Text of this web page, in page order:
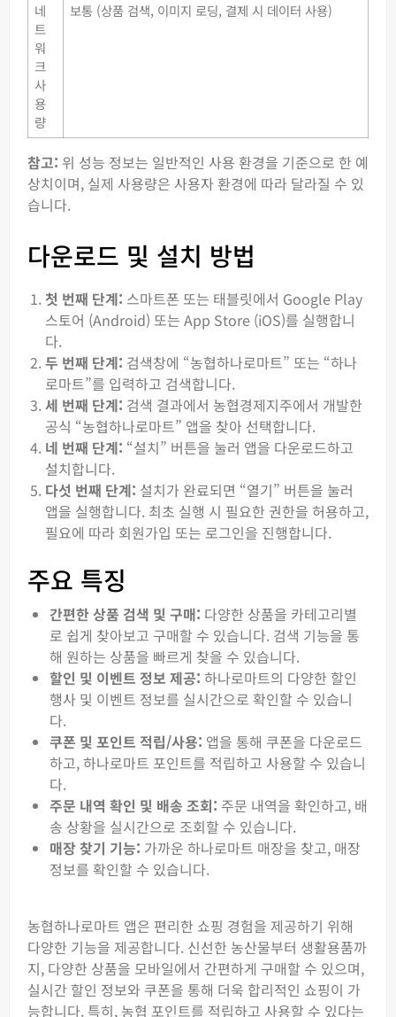
네
트
워
크
사
용
량
보통 (상품 검색, 이미지 로딩, 결제 시 데이터 사용)
참고: 위 성능 정보는 일반적인 사용 환경을 기준으로 한 예
상치이며, 실제 사용량은 사용자 환경에 따라 달라질 수 있
습니다.
다운로드 및 설치 방법
첫 번째 단계: 스마트폰 또는 태블릿에서 Google Play
스토어 (Android) 또는 App Store (iOS)를 실행합니
다.
두 번째 단계: 검색창에 “농협하나로마트” 또는 “하나
로마트”를 입력하고 검색합니다.
세 번째 단계: 검색 결과에서 농협경제지주에서 개발한
공식 “농협하나로마트” 앱을 찾아 선택합니다.
네 번째 단계: “설치” 버튼을 눌러 앱을 다운로드하고
설치합니다.
다섯 번째 단계: 설치가 완료되면 “열기” 버튼을 눌러
앱을 실행합니다. 최초 실행 시 필요한 권한을 허용하고,
필요에 따라 회원가입 또는 로그인을 진행합니다.
주요 특징
간편한 상품 검색 및 구매: 다양한 상품을 카테고리별
로 쉽게 찾아보고 구매할 수 있습니다. 검색 기능을 통
해 원하는 상품을 빠르게 찾을 수 있습니다.
할인 및 이벤트 정보 제공: 하나로마트의 다양한 할인
행사 및 이벤트 정보를 실시간으로 확인할 수 있습니
다.
쿠폰 및 포인트 적립/사용: 앱을 통해 쿠폰을 다운로드
하고, 하나로마트 포인트를 적립하고 사용할 수 있습니
다.
주문 내역 확인 및 배송 조회: 주문 내역을 확인하고, 배
송 상황을 실시간으로 조회할 수 있습니다.
매장 찾기 기능: 가까운 하나로마트 매장을 찾고, 매장
정보를 확인할 수 있습니다.
농협하나로마트 앱은 편리한 쇼핑 경험을 제공하기 위해
다양한 기능을 제공합니다. 신선한 농산물부터 생활용품까
지, 다양한 상품을 모바일에서 간편하게 구매할 수 있으며,
실시간 할인 정보와 쿠폰을 통해 더욱 합리적인 쇼핑이 가
능합니다. 특히, 농협 포인트를 적립하고 사용할 수 있다는